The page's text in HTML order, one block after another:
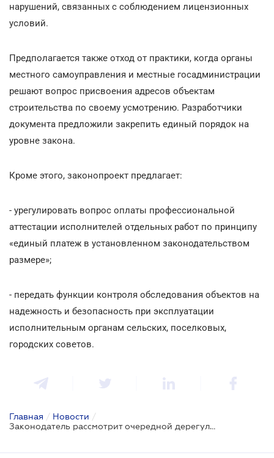
нарушений, связанных с соблюдением лицензионных
условий.
Предполагается также отход от практики, когда органы
местного самоуправления и местные госадминистрации
решают вопрос присвоения адресов объектам
строительства по своему усмотрению. Разработчики
документа предложили закрепить единый порядок на
уровне закона.
Кроме этого, законопроект предлагает:
- урегулировать вопрос оплаты профессиональной
аттестации исполнителей отдельных работ по принципу
«единый платеж в установленном законодательством
размере»;
- передать функции контроля обследования объектов на
надежность и безопасность при эксплуатации
исполнительным органам сельских, поселковых,
городских советов.
Главная / Новости /
Законодатель рассмотрит очередной дерегуляционный пакет норм в строительной сфере